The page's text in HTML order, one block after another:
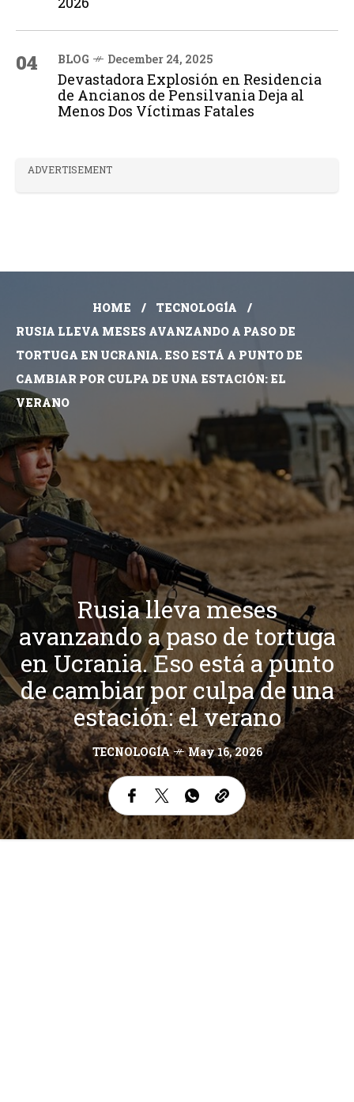
04 BLOG December 24, 2025
Devastadora Explosión en Residencia
de Ancianos de Pensilvania Deja al
Menos Dos Víctimas Fatales
ADVERTISEMENT
HOME
TECNOLOGÍA
RUSIA LLEVA MESES AVANZANDO A PASO DE
TORTUGA EN UCRANIA. ESO ESTÁ A PUNTO DE
CAMBIAR POR CULPA DE UNA ESTACIÓN: EL
VERANO
Rusia lleva meses
avanzando a paso de tortuga
en Ucrania. Eso está a punto
de cambiar por culpa de una
estación: el verano
TECNOLOGÍA May 16, 2026